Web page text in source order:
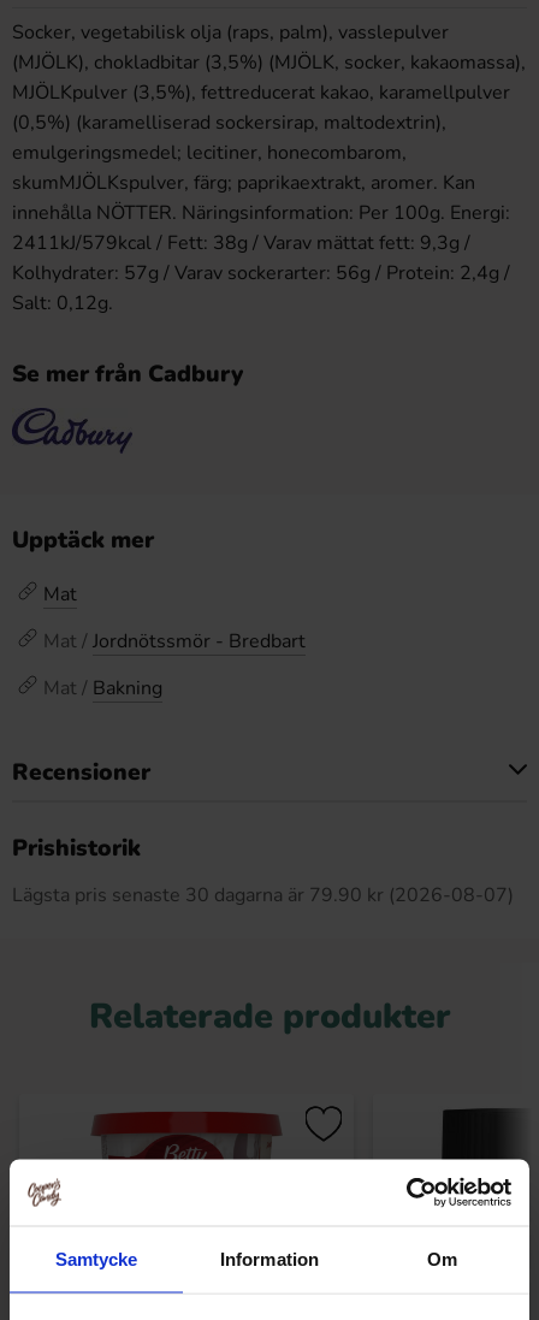
Samtycke Information Om
Socker, vegetabilisk olja (raps, palm), vasslepulver
(MJÖLK), chokladbitar (3,5%) (MJÖLK, socker, kakaomassa),
MJÖLKpulver (3,5%), fettreducerat kakao, karamellpulver
(0,5%) (karamelliserad sockersirap, maltodextrin),
emulgeringsmedel; lecitiner, honecombarom,
skumMJÖLKspulver, färg; paprikaextrakt, aromer. Kan
innehålla NÖTTER. Näringsinformation: Per 100g. Energi:
2411kJ/579kcal / Fett: 38g / Varav mättat fett: 9,3g /
Kolhydrater: 57g / Varav sockerarter: 56g / Protein: 2,4g /
Salt: 0,12g.
Se mer från Cadbury
Upptäck mer
Mat
Mat / Jordnötssmör - Bredbart
Mat / Bakning
Recensioner
Prishistorik
Lägsta pris senaste 30 dagarna är 79.90 kr (2026-08-07)
Relaterade produkter